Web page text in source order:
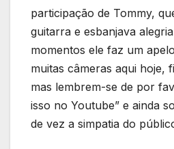
participação de Tommy,
guitarra e esbanjava
momentos ele faz um
muitas câmeras aqui hoje,
mas lembrem-se de por
isso no Youtube” e ainda
de vez a simpatia do